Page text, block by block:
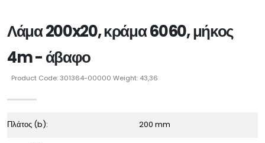
Λάμα 200x20, κράμα 6060, μήκος
4m - άβαφο
Product Code: 301364-00000 Weight: 43,36
Πλάτος (b): 200 mm